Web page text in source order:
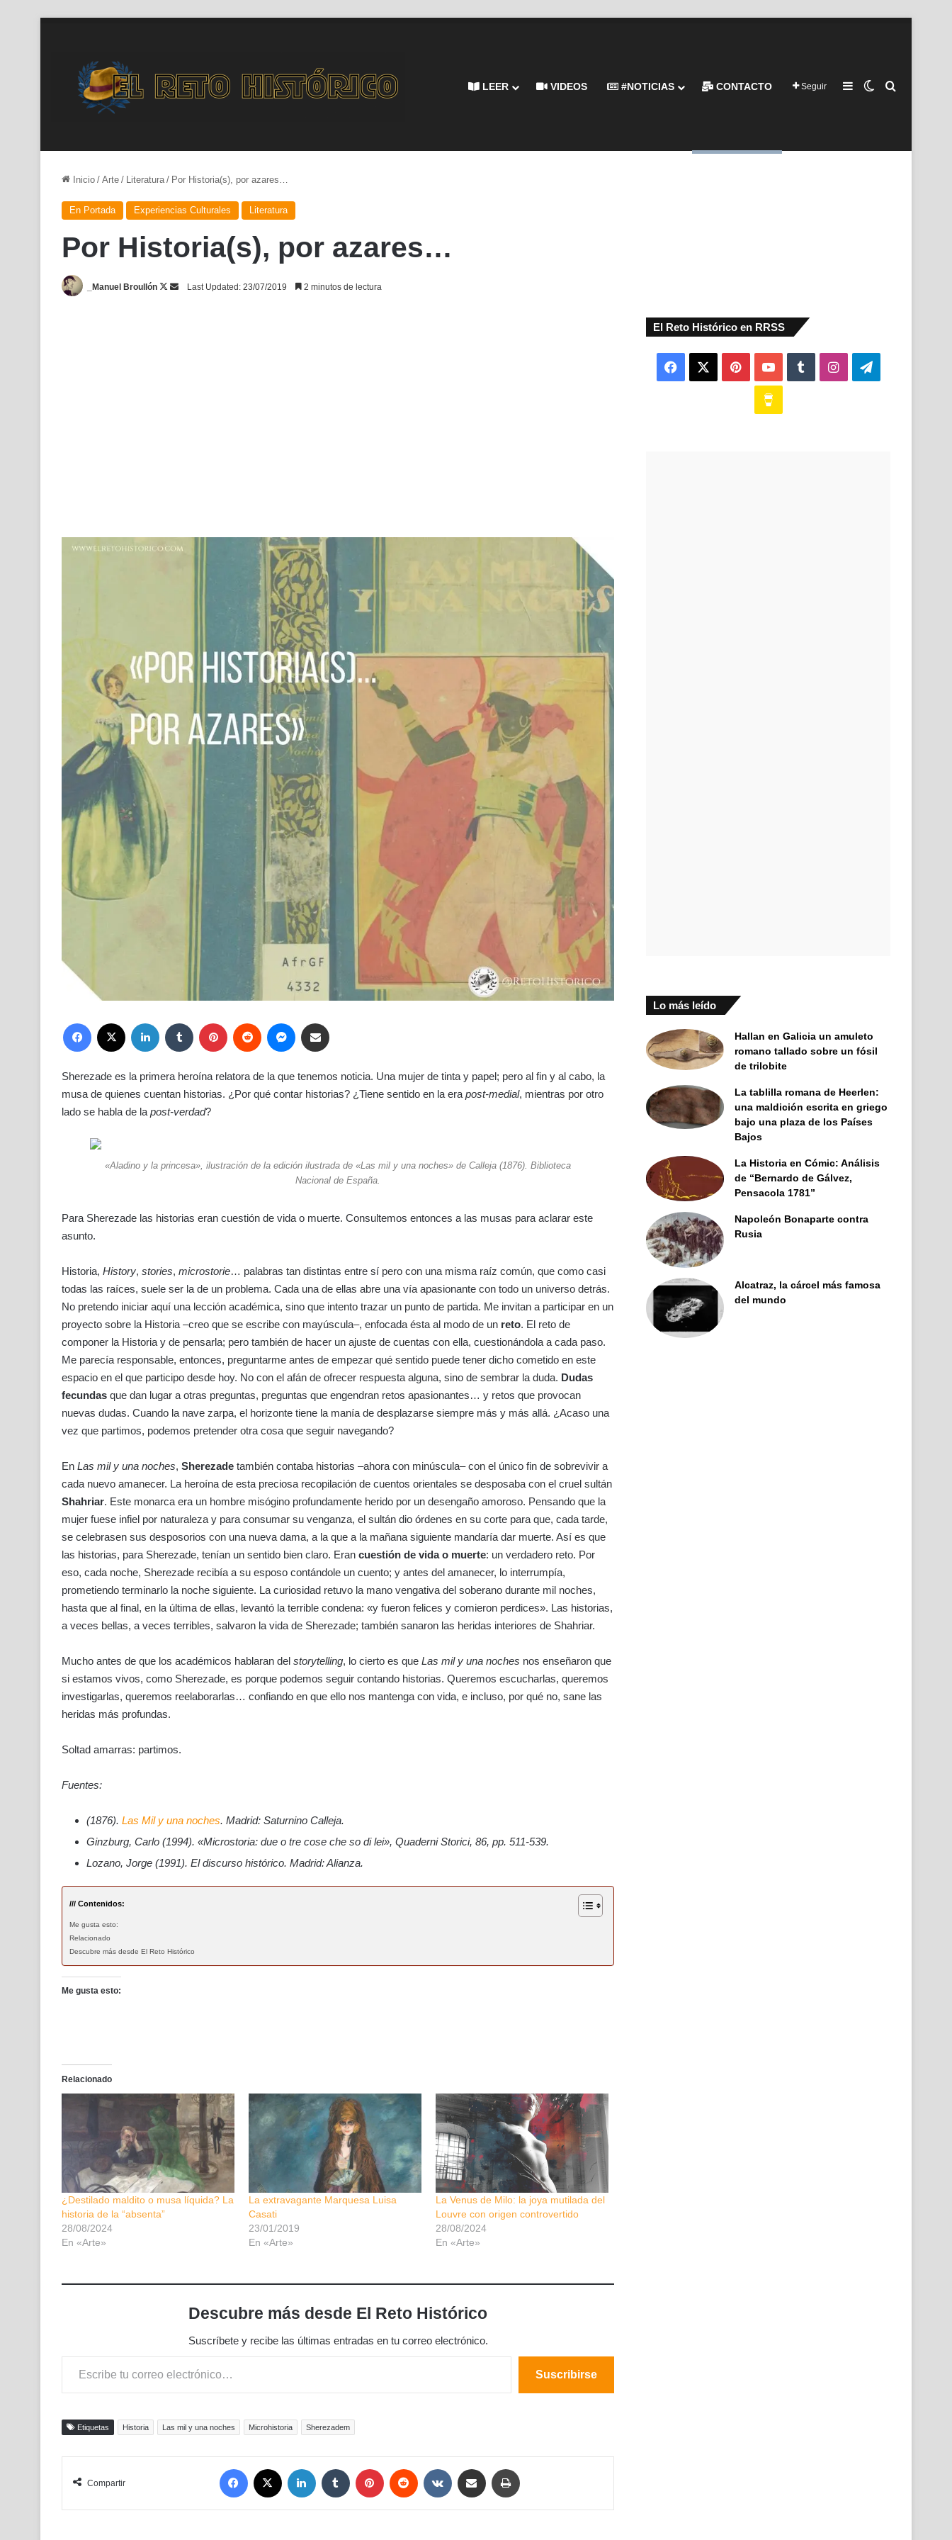
LEER VIDEOS #NOTICIAS CONTACTO Seguir Barra lateral
Switch skin
Inicio / Arte / Literatura / Por Historia(s), por azares…
En Portada Experiencias Culturales Literatura
Por Historia(s), por azares…
_Manuel Broullón
Follow
SendLast Updated: 23/07/2019 2 minutos de lectura
Facebook LinkedIn Tumblr Pinterest Reddit Messenger
Sherezade es la primera heroína relatora de la que tenemos noticia. Una mujer de tinta y papel; pero al fin y al cabo, la
musa de quienes cuentan historias. ¿Por qué contar historias? ¿Tiene sentido en la era post-medial, mientras por otro
lado se habla de la post-verdad?
«Aladino y la princesa», ilustración de la edición ilustrada de «Las mil y una noches» de Calleja (1876). Biblioteca
Nacional de España.
Para Sherezade las historias eran cuestión de vida o muerte. Consultemos entonces a las musas para aclarar este
asunto.
Historia, History, stories, microstorie… palabras tan distintas entre sí pero con una misma raíz común, que como casi
todas las raíces, suele ser la de un problema. Cada una de ellas abre una vía apasionante con todo un universo detrás.
No pretendo iniciar aquí una lección académica, sino que intento trazar un punto de partida. Me invitan a participar en un
proyecto sobre la Historia –creo que se escribe con mayúscula–, enfocada ésta al modo de un reto. El reto de
componer la Historia y de pensarla; pero también de hacer un ajuste de cuentas con ella, cuestionándola a cada paso.
Me parecía responsable, entonces, preguntarme antes de empezar qué sentido puede tener dicho cometido en este
espacio en el que participo desde hoy. No con el afán de ofrecer respuesta alguna, sino de sembrar la duda. Dudas
fecundas que dan lugar a otras preguntas, preguntas que engendran retos apasionantes… y retos que provocan
nuevas dudas. Cuando la nave zarpa, el horizonte tiene la manía de desplazarse siempre más y más allá. ¿Acaso una
vez que partimos, podemos pretender otra cosa que seguir navegando?
En Las mil y una noches, Sherezade también contaba historias –ahora con minúscula– con el único fin de sobrevivir a
cada nuevo amanecer. La heroína de esta preciosa recopilación de cuentos orientales se desposaba con el cruel sultán
Shahriar. Este monarca era un hombre misógino profundamente herido por un desengaño amoroso. Pensando que la
mujer fuese infiel por naturaleza y para consumar su venganza, el sultán dio órdenes en su corte para que, cada tarde,
se celebrasen sus desposorios con una nueva dama, a la que a la mañana siguiente mandaría dar muerte. Así es que
las historias, para Sherezade, tenían un sentido bien claro. Eran cuestión de vida o muerte: un verdadero reto. Por
eso, cada noche, Sherezade recibía a su esposo contándole un cuento; y antes del amanecer, lo interrumpía,
prometiendo terminarlo la noche siguiente. La curiosidad retuvo la mano vengativa del soberano durante mil noches,
hasta que al final, en la última de ellas, levantó la terrible condena: «y fueron felices y comieron perdices». Las historias,
a veces bellas, a veces terribles, salvaron la vida de Sherezade; también sanaron las heridas interiores de Shahriar.
Mucho antes de que los académicos hablaran del storytelling, lo cierto es que Las mil y una noches nos enseñaron que
si estamos vivos, como Sherezade, es porque podemos seguir contando historias. Queremos escucharlas, queremos
investigarlas, queremos reelaborarlas… confiando en que ello nos mantenga con vida, e incluso, por qué no, sane las
heridas más profundas.
Soltad amarras: partimos.
Fuentes:
(1876). Las Mil y una noches. Madrid: Saturnino Calleja.
Ginzburg, Carlo (1994). «Microstoria: due o tre cose che so di lei», Quaderni Storici, 86, pp. 511-539.
Lozano, Jorge (1991). El discurso histórico. Madrid: Alianza.
/// Contenidos:
Me gusta esto:
Relacionado
Descubre más desde El Reto Histórico
Me gusta esto:
Relacionado
¿Destilado maldito o musa líquida? La
historia de la “absenta”
28/08/2024
En «Arte»
La extravagante Marquesa Luisa
Casati
23/01/2019
En «Arte»
La Venus de Milo: la joya mutilada del
Louvre con origen controvertido
28/08/2024
En «Arte»
Descubre más desde El Reto Histórico
Suscríbete y recibe las últimas entradas en tu correo electrónico.
Escribe tu correo electrónico…
Suscribirse
Etiquetas Historia Las mil y una noches Microhistoria Sherezadem
Compartir
Facebook LinkedIn Tumblr Pinterest Reddit VKontakteCompartir por correo electrónico
El Reto Histórico en RRSS
Facebook PinterestYouTubeTumblrInstagramTelegram
Lo más leído
Hallan en Galicia un amuleto
romano tallado sobre un fósil
de trilobite
La tablilla romana de Heerlen:
una maldición escrita en griego
bajo una plaza de los Países
Bajos
La Historia en Cómic: Análisis
de “Bernardo de Gálvez,
Pensacola 1781”
Napoleón Bonaparte contra
Rusia
Alcatraz, la cárcel más famosa
del mundo